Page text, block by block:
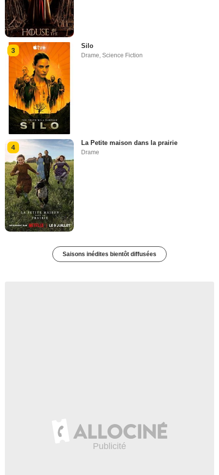
3
Silo
Drame,Science Fiction
4
La Petite maison dans la prairie
Drame
Saisons inédites bientôt diffusées